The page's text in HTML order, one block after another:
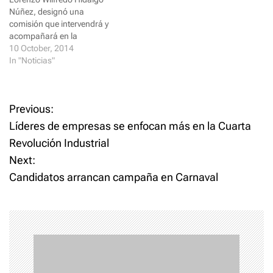
Núñez, designó una
comisión que intervendrá y
acompañará en la
administración al Hospital
Infantil Robert Reid Cabral y
causas que provocaron el
fallecimiento de once niños el
pasado fin de semana.…
10 October, 2014
In "Noticias"
P
o
s
n
a
Previous:
Líderes de empresas se enfocan más en la Cuarta
Revolución Industrial
Next:
Candidatos arrancan campaña en Carnaval